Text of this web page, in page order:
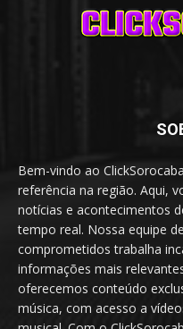
Bem-vindo ao
referência na região. Aqui,
notícias e acontecimentos
tempo real. Nossa equipe
comprometidos trabalha
informações mais
oferecemos conteúdo
música, com acesso a